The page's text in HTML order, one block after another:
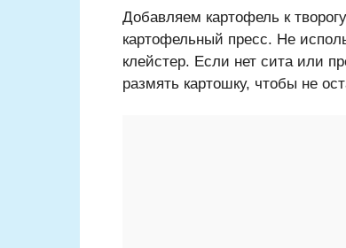
Добавляем картофель к
картофельный пресс. Не
клейстер. Если нет сита или
размять картошку, чтобы не